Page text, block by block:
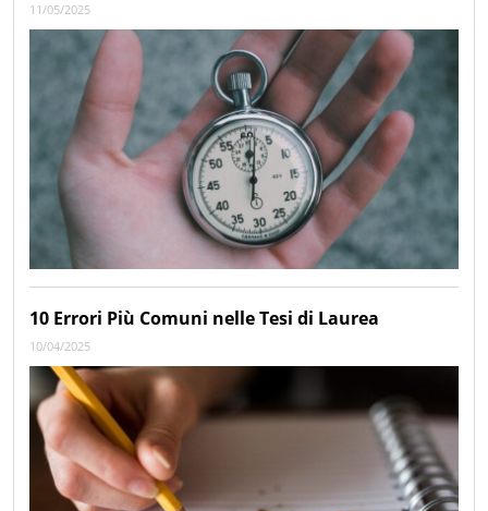
11/05/2025
10 Errori Più Comuni nelle Tesi di Laurea
10/04/2025